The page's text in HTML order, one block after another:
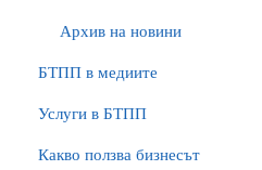
Архив на новини
БTПП в медиите
Услуги в БТПП
Какво ползва бизнесът